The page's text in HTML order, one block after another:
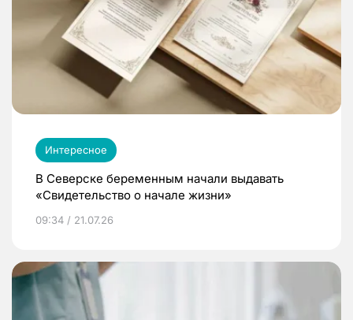
Интересное
В Северске беременным начали выдавать
«Свидетельство о начале жизни»
09:34 / 21.07.26